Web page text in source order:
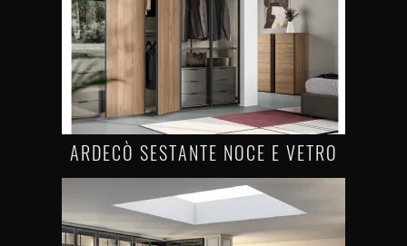
ARDECÒ SESTANTE NOCE E VETRO